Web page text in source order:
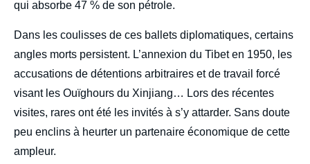
qui absorbe 47 % de son pétrole.
Dans les coulisses de ces ballets diplomatiques, certains
angles morts persistent. L’annexion du Tibet en 1950, les
accusations de détentions arbitraires et de travail forcé
visant les Ouïghours du Xinjiang… Lors des récentes
visites, rares ont été les invités à s’y attarder. Sans doute
peu enclins à heurter un partenaire économique de cette
ampleur.